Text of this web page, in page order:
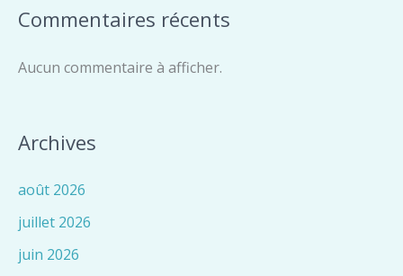
Commentaires récents
Aucun commentaire à afficher.
Archives
août 2026
juillet 2026
juin 2026